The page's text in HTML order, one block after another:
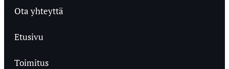
Ota yhteyttä
Etusivu
Toimitus